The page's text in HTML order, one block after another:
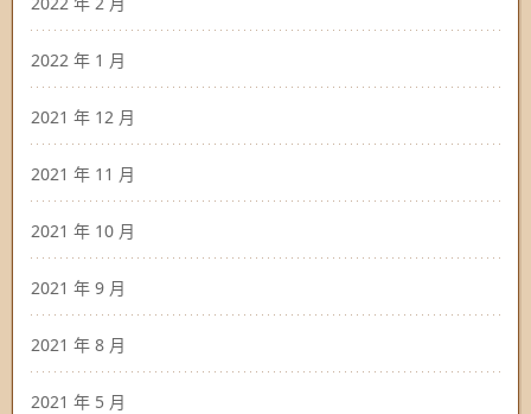
2022 年 1 月
2021 年 12 月
2021 年 11 月
2021 年 10 月
2021 年 9 月
2021 年 8 月
2021 年 5 月